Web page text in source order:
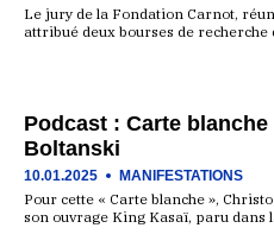
Le jury de la Fondation Carnot,
attribué deux bourses de recherche
Podcast : Carte
Boltanski
10.01.2025 MANIFESTATIONS
Pour cette « Carte blanche »,
son ouvrage King Kasaï, paru dans